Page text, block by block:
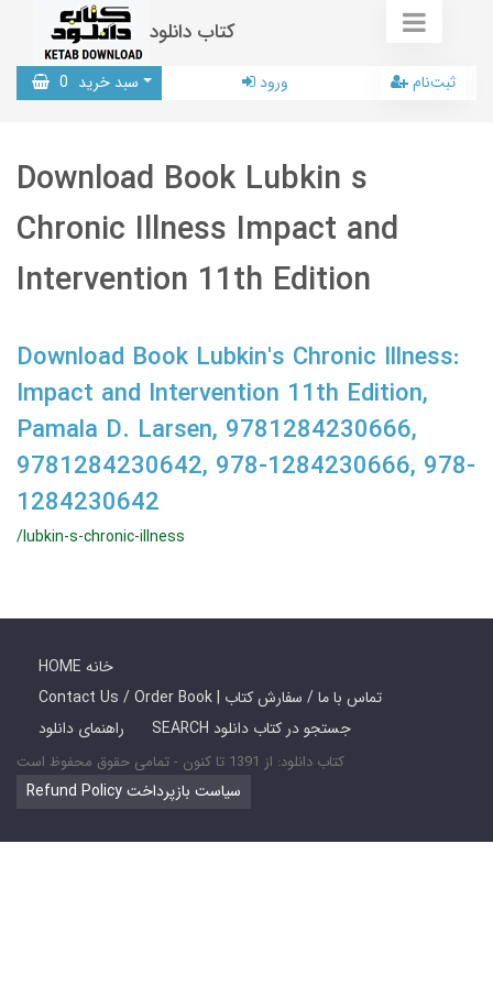
کتاب دانلود
سبد خرید 0 ورود ثبت‌نام
Download Book Lubkin s
Chronic Illness Impact and
Intervention 11th Edition
Download Book Lubkin's Chronic Illness:
Impact and Intervention 11th Edition,
Pamala D. Larsen, 9781284230666,
9781284230642, 978-1284230666, 978-
1284230642
/lubkin-s-chronic-illness
HOME خانه
Contact Us / Order Book | تماس با ما / سفارش کتاب
راهنمای دانلود
SEARCH جستجو در کتاب دانلود
کتاب دانلود: از 1391 تا کنون - تمامی حقوق محفوظ است
Refund Policy سیاست بازپرداخت